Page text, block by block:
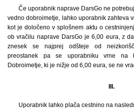
Če uporabnik naprave DarsGo ne
vedno dobroimetje, lahko uporabnik zahteva
kot je določeno v splošnem aktu o
ob vračilu naprave DarsGo je 6,00 eura, z
znesek se najprej odšteje od
preostanek pa se uporabniku vrne na
Dobroimetje, ki je nižje od 6,00 eura, se ne
III.
Uporabnik lahko plača cestnino na